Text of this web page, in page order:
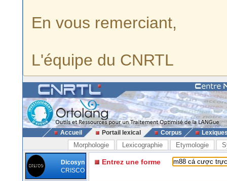
En vous remerciant,
L'équipe du CNRTL
Accueil Portail lexical Corpus
Morphologie Lexicographie Etymologie
Dicosyn
CRISCO
Entrez une forme